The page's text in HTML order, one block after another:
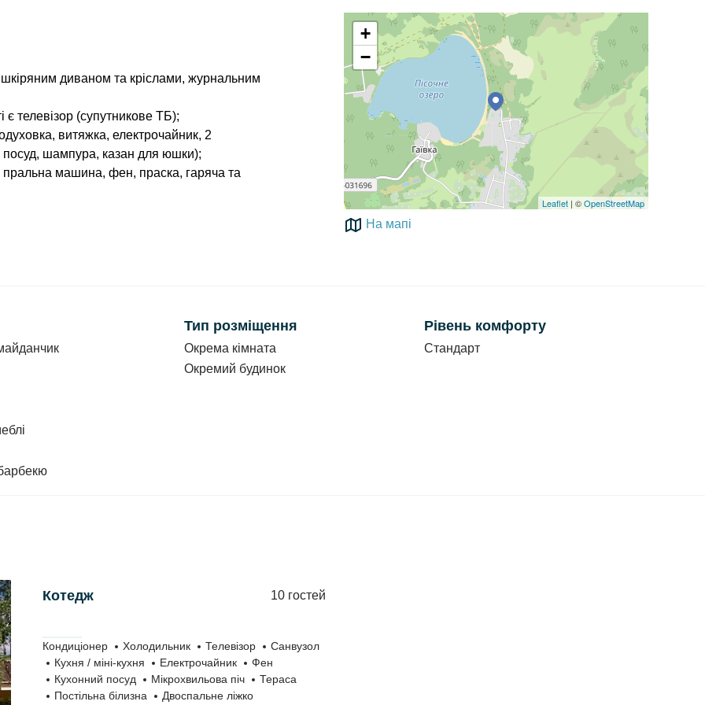
диваном та кріслами, журнальним
є телевізор (супутникове ТБ);
витяжка, електрочайник, 2
посуд, шампура, казан для юшки);
пральна машина, фен, праска, гаряча та
м.кв.) з столом та лавками.
+
−
Leaflet| ©OpenStreetMap
На мапі
Тип розміщення
Окрема кімната
Окремий будинок
Рівень комфорту
Стандарт
Котедж 10 гостей
Кондиціонер Холодильник Телевізор
Санвузол
Кухня / міні-кухня
Електрочайник
Фен
Кухонний посуд
Мікрохвильова піч
Тераса
Постільна білизна
Двоспальне ліжко